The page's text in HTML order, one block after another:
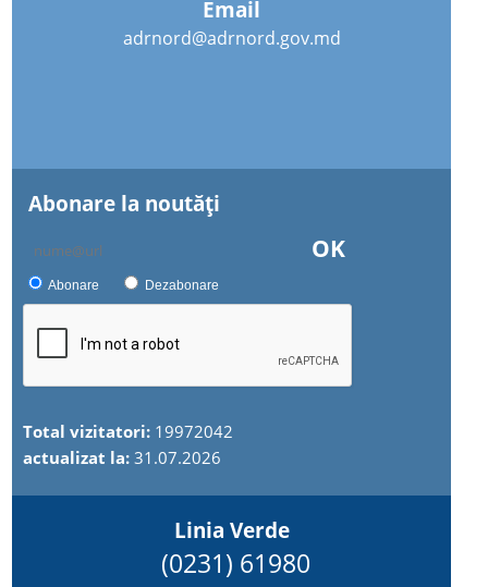
Email
adrnord@adrnord.gov.md
Abonare la noutăţi
OK
Abonare Dezabonare
Total vizitatori: 19972042
actualizat la:31.07.2026
Linia Verde
(0231) 61980